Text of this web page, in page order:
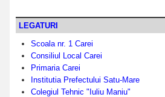
LEGATURI
Scoala nr. 1 Carei
Consiliul Local Carei
Primaria Carei
Institutia Prefectului Satu-Mare
Colegiul Tehnic "Iuliu Maniu"